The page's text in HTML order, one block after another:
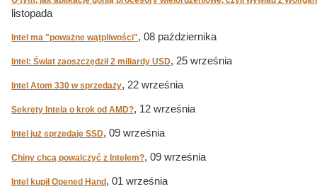
listopada
Intel ma "poważne wątpliwości", 08 października
Intel: Świat zaoszczędził 2 miliardy USD, 25 września
Intel Atom 330 w sprzedaży, 22 września
Sekrety Intela o krok od AMD?, 12 września
Intel już sprzedaje SSD, 09 września
Chiny chcą powalczyć z Intelem?, 09 września
Intel kupił Opened Hand , 01 września